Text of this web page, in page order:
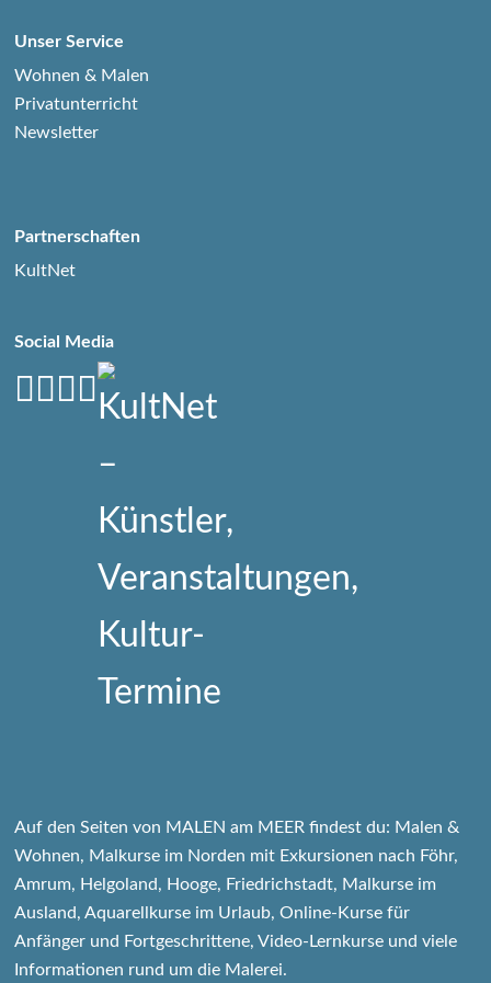
Unser Service
Wohnen & Malen
Privatunterricht
Newsletter
Partnerschaften
KultNet
Social Media
Auf den Seiten von MALEN am MEER findest du: Malen &
Wohnen, Malkurse im Norden mit Exkursionen nach Föhr,
Amrum, Helgoland, Hooge, Friedrichstadt, Malkurse im
Ausland, Aquarellkurse im Urlaub, Online-Kurse für
Anfänger und Fortgeschrittene, Video-Lernkurse und viele
Informationen rund um die Malerei.